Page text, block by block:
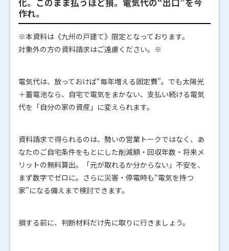
化。このまま払うほど損。電気代の“出口”を今
作れ。
※本資料は《九州の戸建て》限定となっております。
対象外の方の資料請求はご遠慮ください。※
電気代は、放っておけば“毎年増える固定費”。でも太陽光
＋蓄電池なら、自宅で電気をまかない、支払い続ける電気
代を「自分の家の資産」に変えられます。
資料請求で得られるのは、勢いの営業トークではなく、あ
なたのご自宅条件をもとにした削減額・回収年数・将来メ
リットの無料算出。「元が取れるか分からない」不安を、
まず数字でゼロに。さらに災害・停電時も“電気を持つ
家”になる備えまで検討できます。
損する前に、判断材料だけ先に取りに行きましょう。